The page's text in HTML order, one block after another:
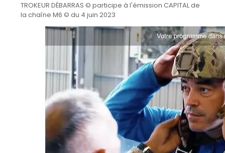
TROKEUR DÉBARRAS © participe à l'émission CAPITAL de
la chaîne M6 © du 4 juin 2023